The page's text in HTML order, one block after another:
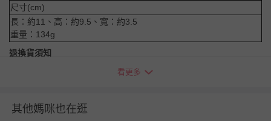
尺寸(cm)
長：約11、高：約9.5、寬：約3.5
重量：134g
退換貨須知
您所購買的商品享有7天的鑑賞期／猶豫期權益，但此期間
看更多
其他媽咪也在逛